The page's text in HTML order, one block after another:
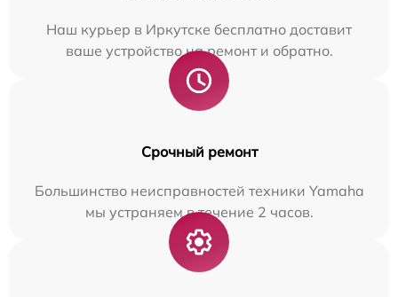
Наш курьер в Иркутске бесплатно доставит
ваше устройство на ремонт и обратно.
Срочный ремонт
Большинство неисправностей техники Yamaha
мы устраняем в течение 2 часов.